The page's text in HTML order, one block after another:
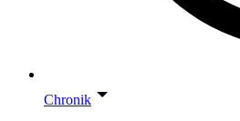
Chronik